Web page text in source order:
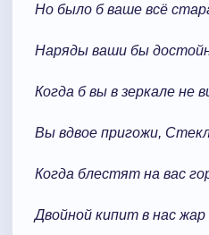
Но было б ваше всё
Наряды ваши бы
Когда б вы в зеркале не
Вы вдвое пригожи,
Когда блестят на вас
Двойной кипит в нас жар